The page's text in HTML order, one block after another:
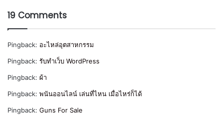
19 Comments
Pingback: อะไหล่อุตสาหกรรม
Pingback: รับทำเว็บ WordPress
Pingback: ผ้า
Pingback: พนันออนไลน์ เล่นที่ไหน เมื่อไหร่ก็ได้
Pingback: Guns For Sale